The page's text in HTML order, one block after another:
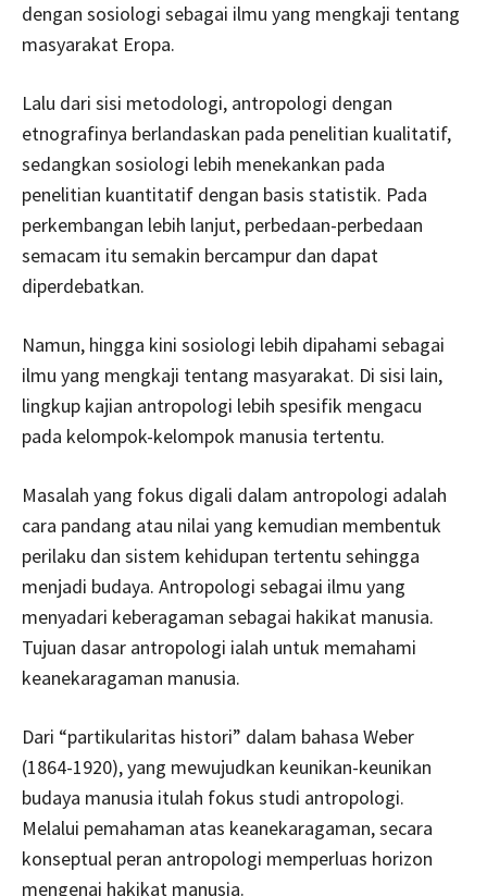
dengan sosiologi sebagai ilmu yang mengkaji tentang
masyarakat Eropa.
Lalu dari sisi metodologi, antropologi dengan
etnografinya berlandaskan pada penelitian kualitatif,
sedangkan sosiologi lebih menekankan pada
penelitian kuantitatif dengan basis statistik. Pada
perkembangan lebih lanjut, perbedaan-perbedaan
semacam itu semakin bercampur dan dapat
diperdebatkan.
Namun, hingga kini sosiologi lebih dipahami sebagai
ilmu yang mengkaji tentang masyarakat. Di sisi lain,
lingkup kajian antropologi lebih spesifik mengacu
pada kelompok-kelompok manusia tertentu.
Masalah yang fokus digali dalam antropologi adalah
cara pandang atau nilai yang kemudian membentuk
perilaku dan sistem kehidupan tertentu sehingga
menjadi budaya. Antropologi sebagai ilmu yang
menyadari keberagaman sebagai hakikat manusia.
Tujuan dasar antropologi ialah untuk memahami
keanekaragaman manusia.
Dari “partikularitas histori” dalam bahasa Weber
(1864-1920), yang mewujudkan keunikan-keunikan
budaya manusia itulah fokus studi antropologi.
Melalui pemahaman atas keanekaragaman, secara
konseptual peran antropologi memperluas horizon
mengenai hakikat manusia.